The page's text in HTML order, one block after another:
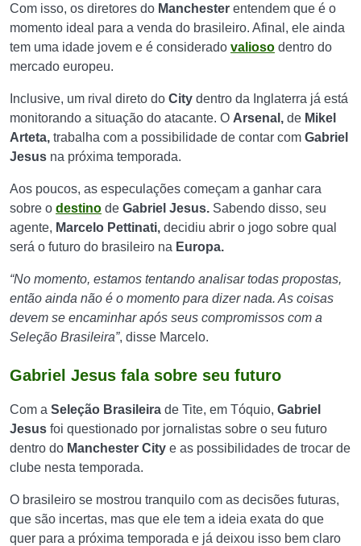
Com isso, os diretores do Manchester entendem que é o
momento ideal para a venda do brasileiro. Afinal, ele ainda
tem uma idade jovem e é considerado valioso dentro do
mercado europeu.
Inclusive, um rival direto do City dentro da Inglaterra já está
monitorando a situação do atacante. O Arsenal, de Mikel
Arteta, trabalha com a possibilidade de contar com Gabriel
Jesus na próxima temporada.
Aos poucos, as especulações começam a ganhar cara
sobre o destino de Gabriel Jesus. Sabendo disso, seu
agente, Marcelo Pettinati, decidiu abrir o jogo sobre qual
será o futuro do brasileiro na Europa.
“No momento, estamos tentando analisar todas propostas,
então ainda não é o momento para dizer nada. As coisas
devem se encaminhar após seus compromissos com a
Seleção Brasileira”, disse Marcelo.
Gabriel Jesus fala sobre seu futuro
Com a Seleção Brasileira de Tite, em Tóquio, Gabriel
Jesus foi questionado por jornalistas sobre o seu futuro
dentro do Manchester City e as possibilidades de trocar de
clube nesta temporada.
O brasileiro se mostrou tranquilo com as decisões futuras,
que são incertas, mas que ele tem a ideia exata do que
quer para a próxima temporada e já deixou isso bem claro